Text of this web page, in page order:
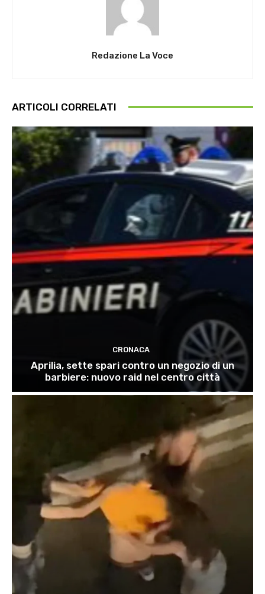
Redazione La Voce
ARTICOLI CORRELATI
CRONACA
Aprilia, sette spari contro un negozio di un
barbiere: nuovo raid nel centro città